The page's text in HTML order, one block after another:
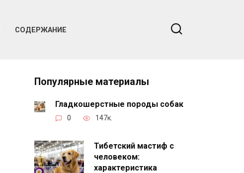
СОДЕРЖАНИЕ
Популярные материалы
Гладкошерстные породы собак
0 147к.
Тибетский мастиф с
человеком:
характеристика